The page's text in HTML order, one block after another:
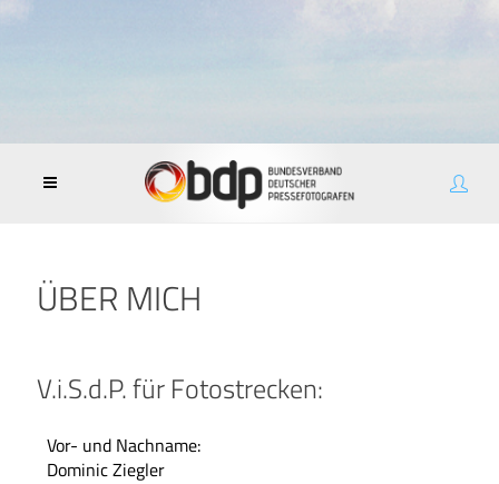
ÜBER MICH
V.i.S.d.P. für Fotostrecken:
Vor- und Nachname:
Dominic Ziegler